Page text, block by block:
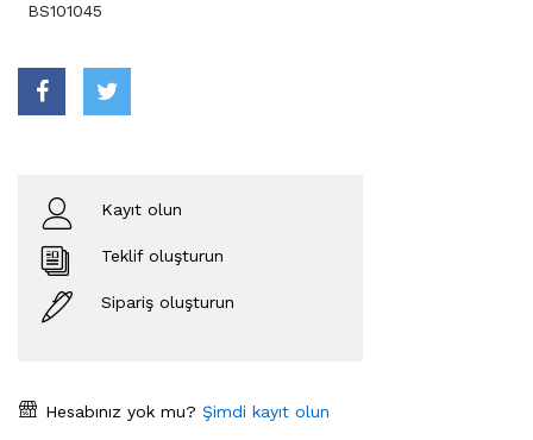
BS101045
Kayıt olun
Teklif oluşturun
Sipariş oluşturun
Hesabınız yok mu? Şimdi kayıt olun